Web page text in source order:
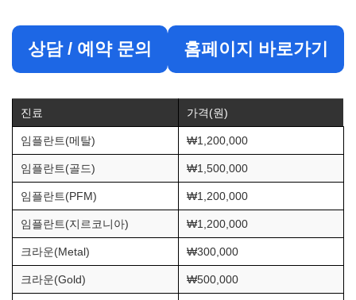
상담 / 예약 문의 홈페이지 바로가기
진료 가격(원)
임플란트(메탈) ₩1,200,000
임플란트(골드) ₩1,500,000
임플란트(PFM) ₩1,200,000
임플란트(지르코니아) ₩1,200,000
크라운(Metal) ₩300,000
크라운(Gold) ₩500,000